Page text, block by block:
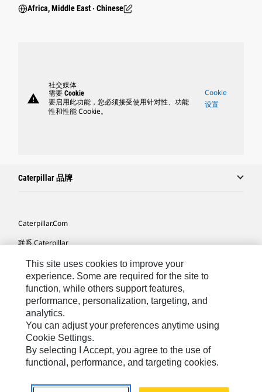
Africa, Middle East ‧ Chinese
warning
社交媒体
需要 Cookie
要启用此功能，您必须接受使用针对性、功能
性和性能 Cookie。
Cookie
设置
Caterpillar 品牌
Caterpillar.com
联系 Caterpillar
我的营销首选项
站点地图
Cookie Settings
法律
隐私
Africa, Middle East ‧ Chinese© 2026 Caterpillar. 保留所有权利
This site uses cookies to improve your
experience. Some are required for the site to
function, while others support features,
performance, personalization, targeting, and
analytics.
You can adjust your preferences anytime using
Cookie Settings.
By selecting I Accept, you agree to the use of
functional, performance, and targeting cookies.